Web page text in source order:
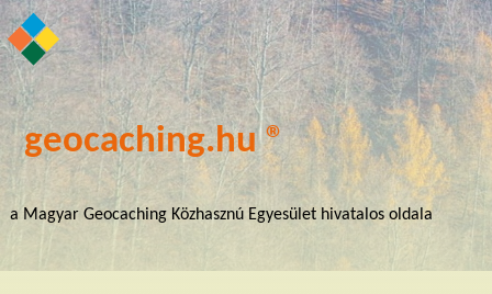
geocaching.hu ®
a Magyar Geocaching Közhasznú Egyesület hivatalos oldala